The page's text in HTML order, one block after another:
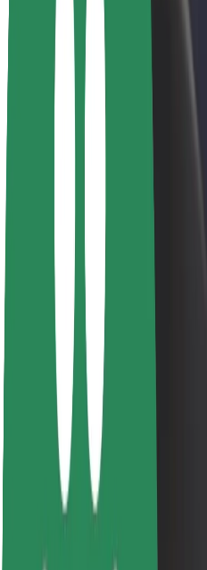
Bolt Food tirgotāji
Reģistrē autoparku
Franšīzes
Blogs
Ziņu telpa
Zīmola vadlīnijas
Misija
Attiecības ar
Vadība
Zīmols
Mediji